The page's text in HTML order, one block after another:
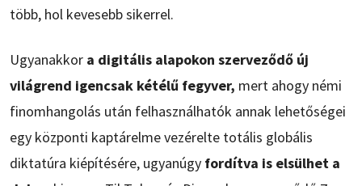
több, hol kevesebb sikerrel.
Ugyanakkor a digitális alapokon szerveződő új
világrend igencsak kétélű fegyver, mert ahogy némi
finomhangolás után felhasználhatók annak lehetőségei
egy központi kaptárelme vezérelte totális globális
diktatúra kiépítésére, ugyanúgy fordítva is elsülhet a